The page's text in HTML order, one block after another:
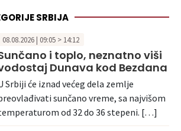
SRBIJA
08.08.2026 | 09:05 > 14:12
i toplo, neznatno viši
Dunava kod Bezdana
Srbiji će iznad većeg dela zemlje
sunčano vreme, sa najvišom
od 32 do 36 stepeni. […]